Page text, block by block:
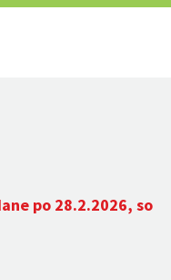
po 28.2.2026, so